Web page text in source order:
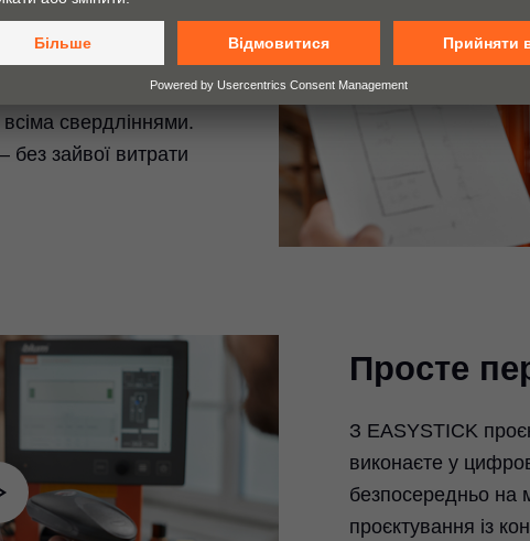
висоту фасаду,
фурнітуру, і
свердліннями.
без зайвої витрати
Просте
З EASYSTICK
виконаєте у
безпосередньо на
проєктування із